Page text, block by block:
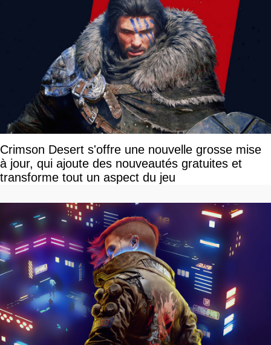
Crimson Desert s'offre une nouvelle grosse mise
à jour, qui ajoute des nouveautés gratuites et
transforme tout un aspect du jeu